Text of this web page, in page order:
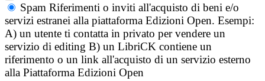
Spam Riferimenti o inviti all'acquisto di beni e/o
servizi estranei alla piattaforma Edizioni Open. Esempi:
A) un utente ti contatta in privato per vendere un
servizio di editing B) un LibriCK contiene un
riferimento o un link all'acquisto di un servizio esterno
alla Piattaforma Edizioni Open